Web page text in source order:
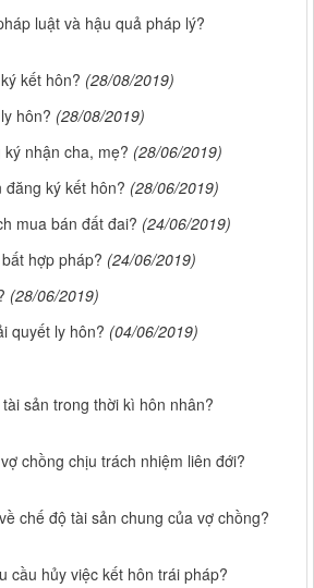
luật và hậu quả pháp lý?
kết hôn? (28/08/2019)
hôn? (28/08/2019)
nhận cha, mẹ? (28/06/2019)
ký kết hôn? (28/06/2019)
mua bán đất đai? (24/06/2019)
hợp pháp? (24/06/2019)
(28/06/2019)
quyết ly hôn? (04/06/2019)
sản trong thời kì hôn nhân?
chồng chịu trách nhiệm liên đới?
chế độ tài sản chung của vợ chồng?
cầu hủy việc kết hôn trái pháp?